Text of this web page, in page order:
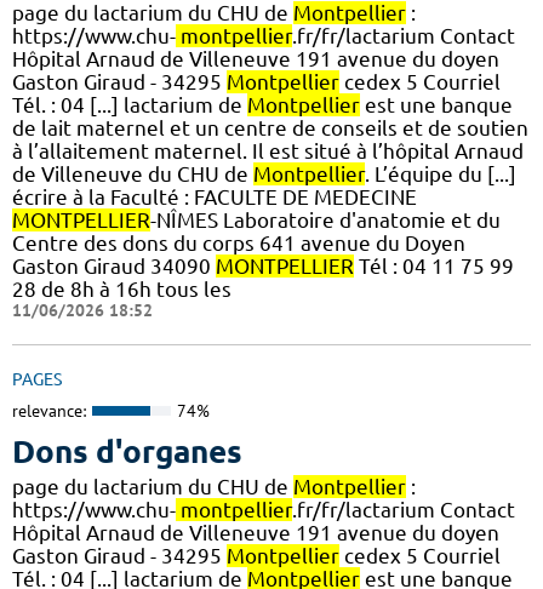
page du lactarium du CHU de Montpellier :
https://www.chu- montpellier.fr/fr/lactarium Contact
Hôpital Arnaud de Villeneuve 191 avenue du doyen
Gaston Giraud - 34295 Montpellier cedex 5 Courriel
Tél. : 04 [...] lactarium de Montpellier est une banque
de lait maternel et un centre de conseils et de soutien
à l’allaitement maternel. Il est situé à l’hôpital Arnaud
de Villeneuve du CHU de Montpellier. L’équipe du [...]
écrire à la Faculté : FACULTE DE MEDECINE
MONTPELLIER-NÎMES Laboratoire d'anatomie et du
Centre des dons du corps 641 avenue du Doyen
Gaston Giraud 34090 MONTPELLIER Tél : 04 11 75 99
28 de 8h à 16h tous les
11/06/2026 18:52
PAGES
relevance: 74%
Dons d'organes
page du lactarium du CHU de Montpellier :
https://www.chu- montpellier.fr/fr/lactarium Contact
Hôpital Arnaud de Villeneuve 191 avenue du doyen
Gaston Giraud - 34295 Montpellier cedex 5 Courriel
Tél. : 04 [...] lactarium de Montpellier est une banque